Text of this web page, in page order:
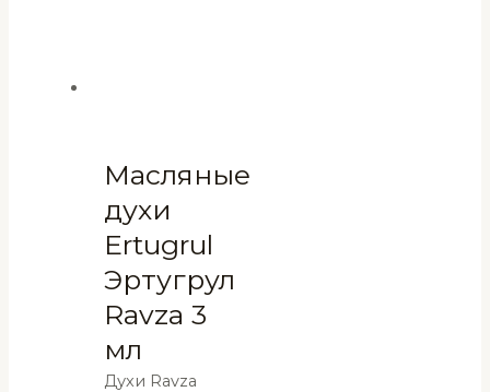
Масляные
духи
Ertugrul
Эртугрул
Ravza 3
мл
Духи Ravza